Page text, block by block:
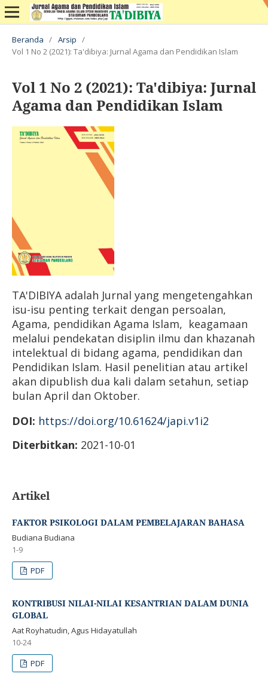
Beranda / Arsip /
Vol 1 No 2 (2021): Ta'dibiya: Jurnal Agama dan Pendidikan Islam
Vol 1 No 2 (2021): Ta'dibiya: Jurnal
Agama dan Pendidikan Islam
TA'DIBIYA adalah Jurnal yang mengetengahkan
isu-isu penting terkait dengan persoalan,
Agama, pendidikan Agama Islam, keagamaan
melalui pendekatan disiplin ilmu dan khazanah
intelektual di bidang agama, pendidikan dan
Pendidikan Islam. Hasil penelitian atau artikel
akan dipublish dua kali dalam setahun, setiap
bulan April dan Oktober.
DOI: https://doi.org/10.61624/japi.v1i2
Diterbitkan: 2021-10-01
Artikel
FAKTOR PSIKOLOGI DALAM PEMBELAJARAN BAHASA
Budiana Budiana
1-9
PDF
KONTRIBUSI NILAI-NILAI KESANTRIAN DALAM DUNIA
GLOBAL
Aat Royhatudin, Agus Hidayatullah
10-24
PDF